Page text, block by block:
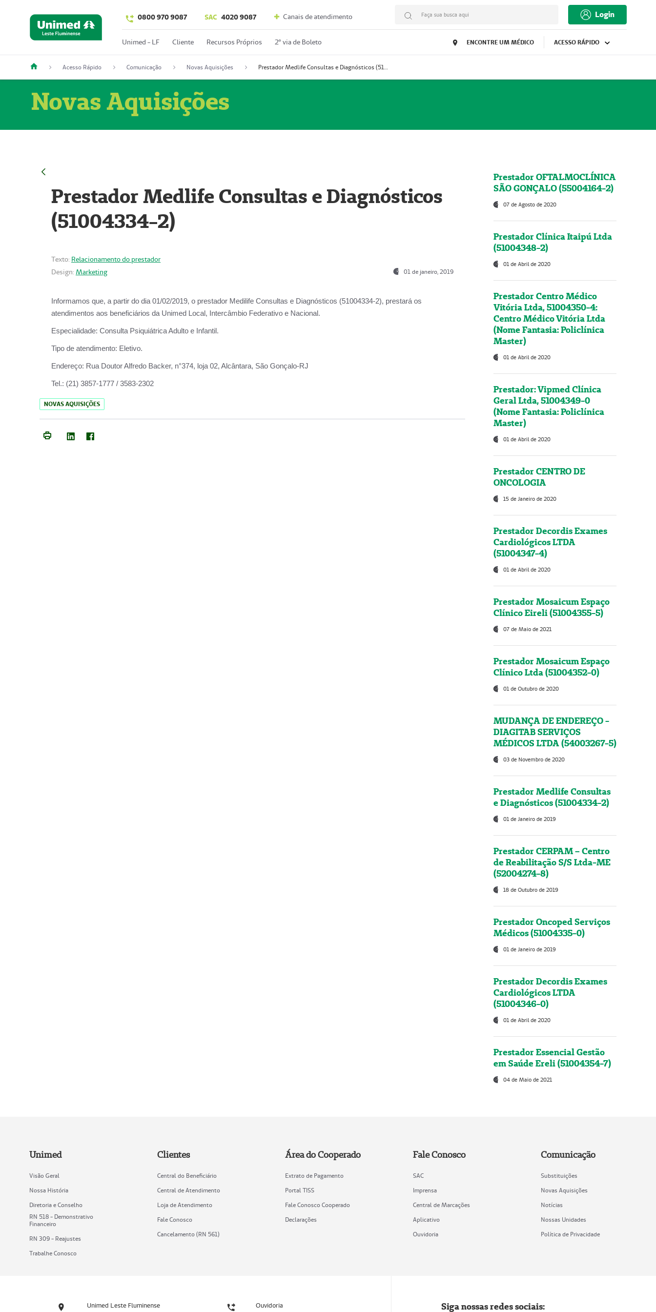
0800 970 9087 SAC 4020 9087 Canais de atendimento Faça sua busca aqui Login
Unimed - LF Cliente Recursos Próprios 2º via de Boleto ENCONTRE UM MÉDICO ACESSO RÁPIDO
Acesso Rápido Comunicação Novas Aquisições Prestador Medlife Consultas e Diagnósticos (51004334-2)
Novas Aquisições
Prestador Medlife Consultas e Diagnósticos
(51004334-2)
Texto: Relacionamento do prestador
Design: Marketing 01 de janeiro, 2019
Informamos que, a partir do dia 01/02/2019, o prestador Medilife Consultas e Diagnósticos (51004334-2), prestará os
atendimentos aos beneficiários da Unimed Local, Intercâmbio Federativo e Nacional.
Especialidade: Consulta Psiquiátrica Adulto e Infantil.
Tipo de atendimento: Eletivo.
Endereço: Rua Doutor Alfredo Backer, n°374, loja 02, Alcântara, São Gonçalo-RJ
Tel.: (21) 3857-1777 / 3583-2302
NOVAS AQUISIÇÕES
Prestador OFTALMOCLÍNICA
SÃO GONÇALO (55004164-2)
07 de Agosto de 2020
Prestador Clínica Itaipú Ltda
(51004348-2)
01 de Abril de 2020
Prestador Centro Médico
Vitória Ltda, 51004350-4:
Centro Médico Vitória Ltda
(Nome Fantasia: Policlínica
Master)
01 de Abril de 2020
Prestador: Vipmed Clínica
Geral Ltda, 51004349-0
(Nome Fantasia: Policlínica
Master)
01 de Abril de 2020
Prestador CENTRO DE
ONCOLOGIA
15 de Janeiro de 2020
Prestador Decordis Exames
Cardiológicos LTDA
(51004347-4)
01 de Abril de 2020
Prestador Mosaicum Espaço
Clínico Eireli (51004355-5)
07 de Maio de 2021
Prestador Mosaicum Espaço
Clínico Ltda (51004352-0)
01 de Outubro de 2020
MUDANÇA DE ENDEREÇO -
DIAGITAB SERVIÇOS
MÉDICOS LTDA (54003267-5)
03 de Novembro de 2020
Prestador Medlife Consultas
e Diagnósticos (51004334-2)
01 de Janeiro de 2019
Prestador CERPAM – Centro
de Reabilitação S/S Ltda-ME
(52004274-8)
18 de Outubro de 2019
Prestador Oncoped Serviços
Médicos (51004335-0)
01 de Janeiro de 2019
Prestador Decordis Exames
Cardiológicos LTDA
(51004346-0)
01 de Abril de 2020
Prestador Essencial Gestão
em Saúde Ereli (51004354-7)
04 de Maio de 2021
Unimed
Visão Geral
Nossa História
Diretoria e Conselho
RN 518 - Demonstrativo
Financeiro
RN 309 - Reajustes
Trabalhe Conosco
Clientes
Central do Beneficiário
Central de Atendimento
Loja de Atendimento
Fale Conosco
Cancelamento (RN 561)
Área do Cooperado
Extrato de Pagamento
Portal TISS
Fale Conosco Cooperado
Declarações
Fale Conosco
SAC
Imprensa
Central de Marcações
Aplicativo
Ouvidoria
Comunicação
Substituições
Novas Aquisições
Notícias
Nossas Unidades
Política de Privacidade
Unimed Leste Fluminense Ouvidoria Siga nossas redes sociais: